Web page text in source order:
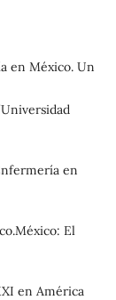
en México. Un
en
El
en América